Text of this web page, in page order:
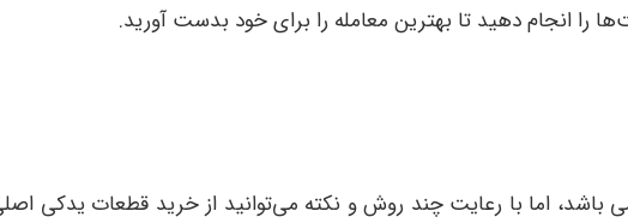
انجام دهید تا بهترین معامله را برای خود بدست آورید.
اما با رعایت چند روش و نکته می‌توانید از خرید قطعات یدکی